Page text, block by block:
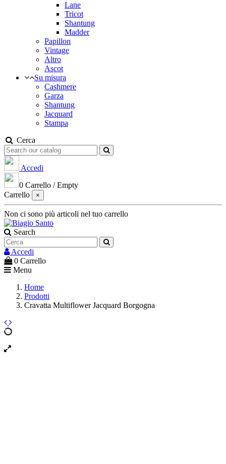
Lane
Tricot
Shantung
Madder
Papillon
Vintage
Altro
Ascot
Su misura
Cashmere
Garza
Shantung
Jacquard
Stampa
Cerca
Accedi
0 Carrello /Empty
Carrello
×
Non ci sono più articoli nel tuo carrello
Search
Accedi
0 Carrello
Menu
Home
Prodotti
Cravatta Multiflower Jacquard Borgogna